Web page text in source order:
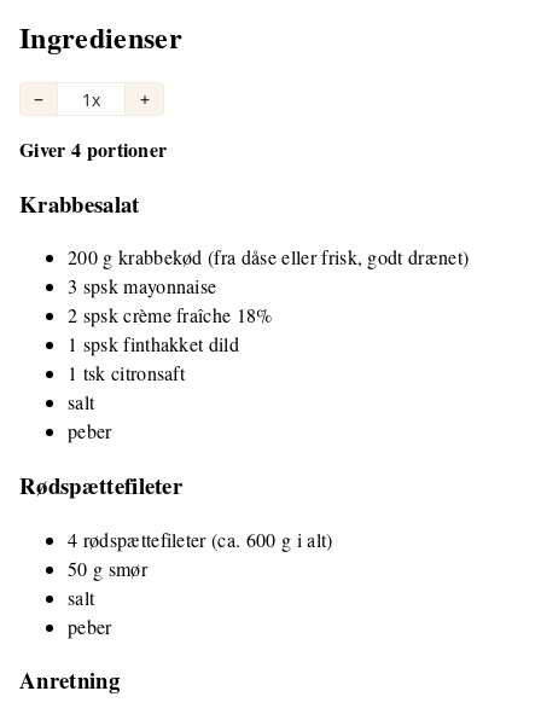
Ingredienser
− 1x +
Giver 4 portioner
Krabbesalat
200 g krabbekød (fra dåse eller frisk, godt drænet)
3 spsk mayonnaise
2 spsk crème fraîche 18%
1 spsk finthakket dild
1 tsk citronsaft
salt
peber
Rødspættefileter
4 rødspættefileter (ca. 600 g i alt)
50 g smør
salt
peber
Anretning